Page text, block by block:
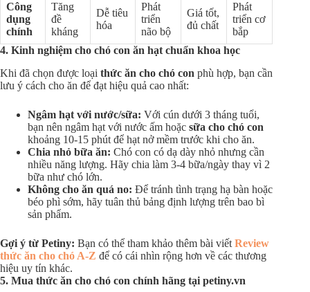
Công
dụng
chính
Tăng
đề
kháng
Dễ tiêu
hóa
Phát
triển
não bộ
Giá tốt,
đủ chất
Phát
triển cơ
bắp
4. Kinh nghiệm cho chó con ăn hạt chuẩn khoa học
Khi đã chọn được loại thức ăn cho chó con phù hợp, bạn cần
lưu ý cách cho ăn để đạt hiệu quả cao nhất:
Ngâm hạt với nước/sữa: Với cún dưới 3 tháng tuổi,
bạn nên ngâm hạt với nước ấm hoặc sữa cho chó con
khoảng 10-15 phút để hạt nở mềm trước khi cho ăn.
Chia nhỏ bữa ăn: Chó con có dạ dày nhỏ nhưng cần
nhiều năng lượng. Hãy chia làm 3-4 bữa/ngày thay vì 2
bữa như chó lớn.
Không cho ăn quá no: Để tránh tình trạng hạ bàn hoặc
béo phì sớm, hãy tuân thủ bảng định lượng trên bao bì
sản phẩm.
Gợi ý từ Petiny: Bạn có thể tham khảo thêm bài viết Review
thức ăn cho chó A-Z để có cái nhìn rộng hơn về các thương
hiệu uy tín khác.
5. Mua thức ăn cho chó con chính hãng tại petiny.vn